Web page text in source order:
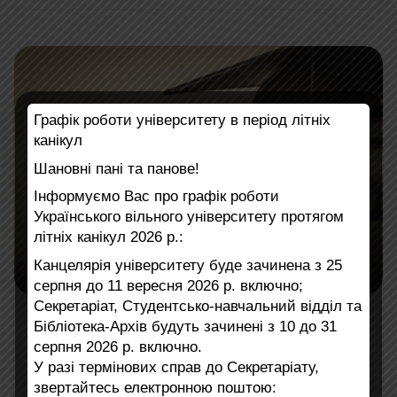
Габілітаційна лекція д-ра Світлани
Глущенко
17 липня 2026 р. в УВУ відбудеться Габілітаційна
Графік роботи університету в період літніх
канікул
Шановні пані та панове!
Інформуємо Вас про графік роботи
Українського вільного університету протягом
літніх канікул 2026 р.:
Канцелярія університету буде зачинена з 25
серпня до 11 вересня 2026 р. включно;
Секретаріат, Студентсько-навчальний відділ та
Бібліотека-Архів будуть зачинені з 10 до 31
серпня 2026 р. включно.
У разі термінових справ до Секретаріату,
звертайтесь електронною поштою: